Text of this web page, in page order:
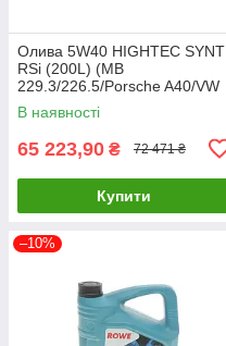
Олива 5W40 HIGHTEC SYNT
RSi (200L) (MB
229.3/226.5/Porsche A40/VW
502 00/505 00/RN 0700/071
20068-2000-99 UA61
В наявності
65 223,90 ₴ 72 471 ₴
Купити
–10%